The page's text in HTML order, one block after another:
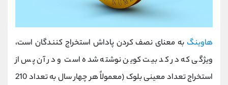
هاوینگ به معنای نصف کردن پاداش استخراج کنندگان است،
ویژگی که در کد بیت کوین نوشته شده است و در آن پس از
استخراج تعداد معینی بلوک (معمولاً هر چهار سال به تعداد 210